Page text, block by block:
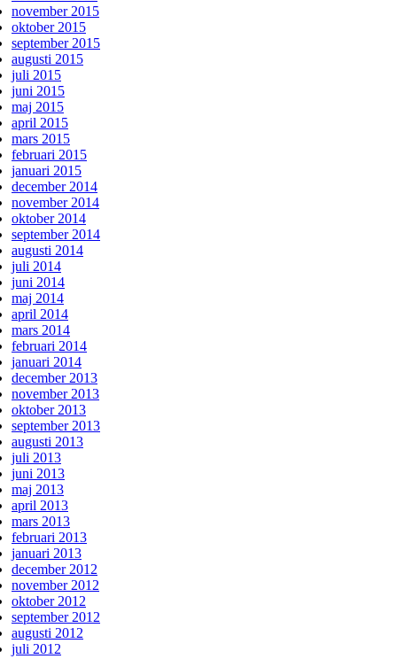
november 2015
oktober 2015
september 2015
augusti 2015
juli 2015
juni 2015
maj 2015
april 2015
mars 2015
februari 2015
januari 2015
december 2014
november 2014
oktober 2014
september 2014
augusti 2014
juli 2014
juni 2014
maj 2014
april 2014
mars 2014
februari 2014
januari 2014
december 2013
november 2013
oktober 2013
september 2013
augusti 2013
juli 2013
juni 2013
maj 2013
april 2013
mars 2013
februari 2013
januari 2013
december 2012
november 2012
oktober 2012
september 2012
augusti 2012
juli 2012